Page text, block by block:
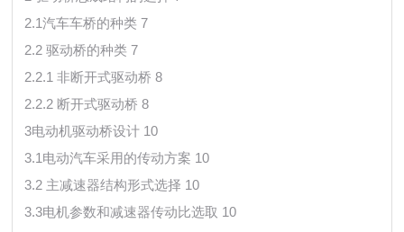
2.1汽车车桥的种类 7
2.2 驱动桥的种类 7
2.2.1 非断开式驱动桥 8
2.2.2 断开式驱动桥 8
3电动机驱动桥设计 10
3.1电动汽车采用的传动方案 10
3.2 主减速器结构形式选择 10
3.3电机参数和减速器传动比选取 10